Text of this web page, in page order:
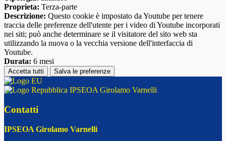
Proprieta: Terza-parte
Descrizione: Questo cookie è impostato da Youtube per tenere
traccia delle preferenze dell'utente per i video di Youtube incorporati
nei siti; può anche determinare se il visitatore del sito web sta
utilizzando la nuova o la vecchia versione dell'interfaccia di
Youtube.
Durata: 6 mesi
Accetta tutti Salva le preferenze
IPSEOA Girolamo Varnelli
Contatti
IPSEOA Girolamo Varnelli